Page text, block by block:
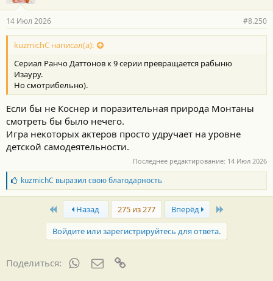
а
н
о
с
и
:
14 Июл 2026 #8.250
kuzmichC написал(а):
Сериал Ранчо Даттонов к 9 серии превращается рабыню
Изауру.
Но смотрибельно).
Если бы не Коснер и поразительная природа Монтаны
смотреть бы было нечего.
Игра некоторых актеров просто удручает на уровне
детской самодеятельности.
Последнее редактирование: 14 Июл 2026
Б
л
а
о
kuzmichC выразил свою благодарность
First Назад 275 из 277 Вперёд
Войдите или зарегистрируйтесь для ответа.
Поделиться: WhatsAppЭлектронная почта